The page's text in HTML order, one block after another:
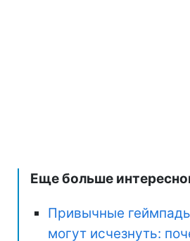
Еще больше
Привычные
могут исчезнуть: